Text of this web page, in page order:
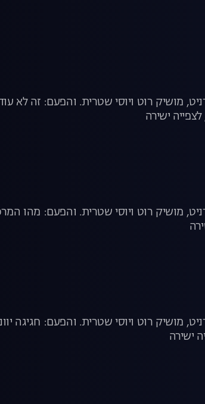
מושיק רוט ויוסי שטרית. והפעם: זה לא
ישירה
מושיק רוט ויוסי שטרית. והפעם: מהו
מושיק רוט ויוסי שטרית. והפעם: חגיגה
ישירה